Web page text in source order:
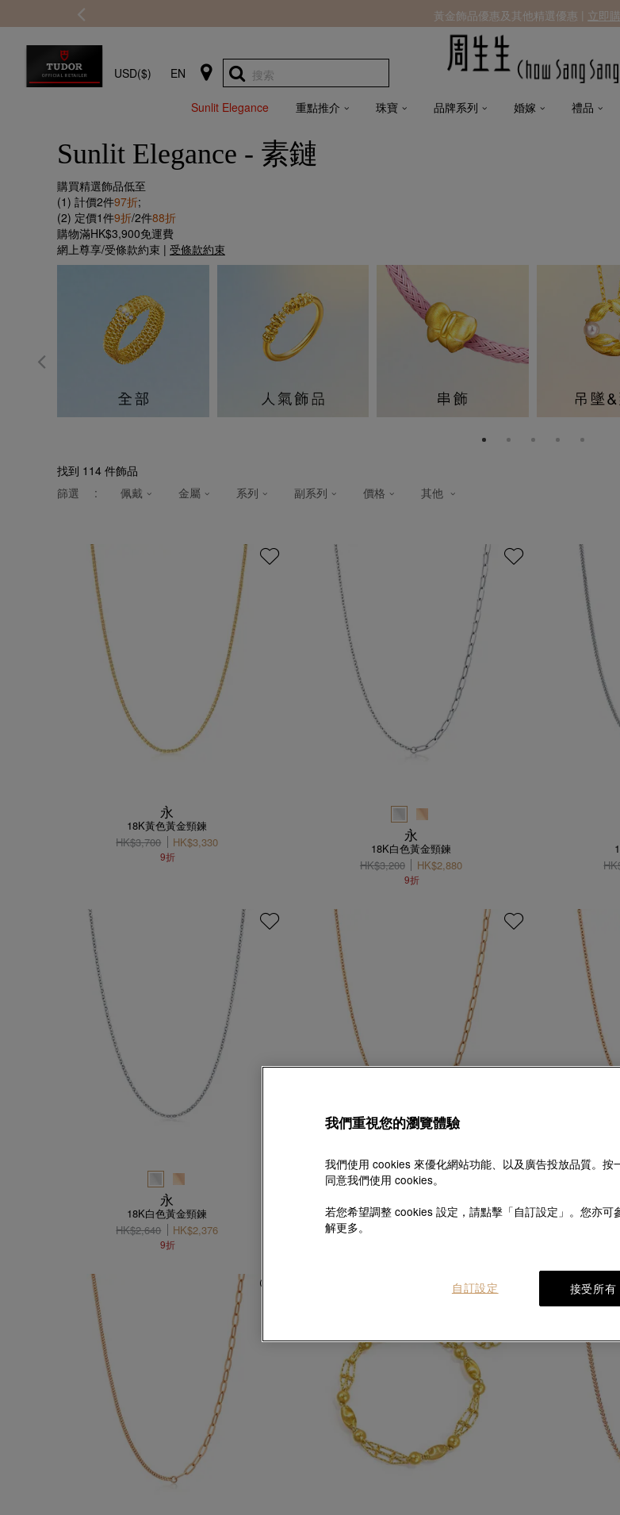
USD($) EN 搜索
Sunlit Elegance 重點推介 珠寶 品牌系列 婚嫁 禮品
黃金飾品優惠及其他精選優惠 | 立即
Sunlit Elegance - 素鏈
購買精選飾品低至
(1) 計價2件97折;
(2) 定價1件9折/2件88折
購物滿HK$3,900免運費
網上尊享/受條款約束 | 受條款約束
找到 114 件飾品
篩選
: 佩戴 金屬 系列 副系列 價格 其他
永
18K黃色黃金頸鍊
HK$3,700
HK$3,330
9折
永
18K白色黃金頸鍊
HK$3,200
HK$2,880
9折
永
18K白色黃金頸鍊
HK$2,640
HK$2,376
9折
18K玫瑰金頸鍊
HK$3,200
我們重視您的瀏覽體驗
我們使用 cookies 來優化網站功能、以及廣告投放品質。按
同意我們使用 cookies。
若您希望調整 cookies 設定，請點擊「自訂設定」。您亦可
解更多。
接受所有
自訂設定